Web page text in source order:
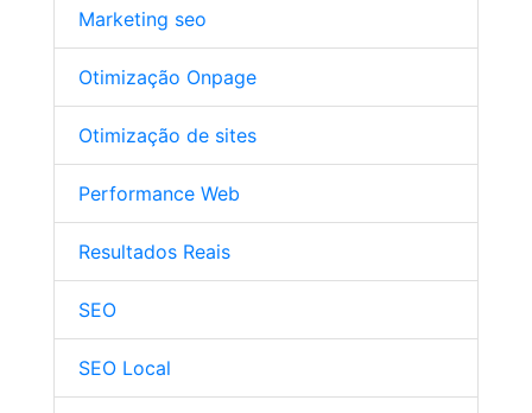
Marketing seo
Otimização Onpage
Otimização de sites
Performance Web
Resultados Reais
SEO
SEO Local